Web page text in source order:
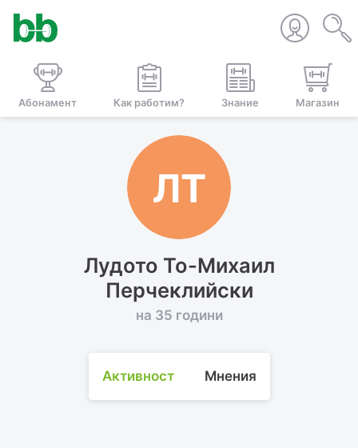
Абонамент Как работим? Знание Магазин
ЛТ
Лудото То-Михаил
Перчеклийски
на 35 години
Активност Мнения